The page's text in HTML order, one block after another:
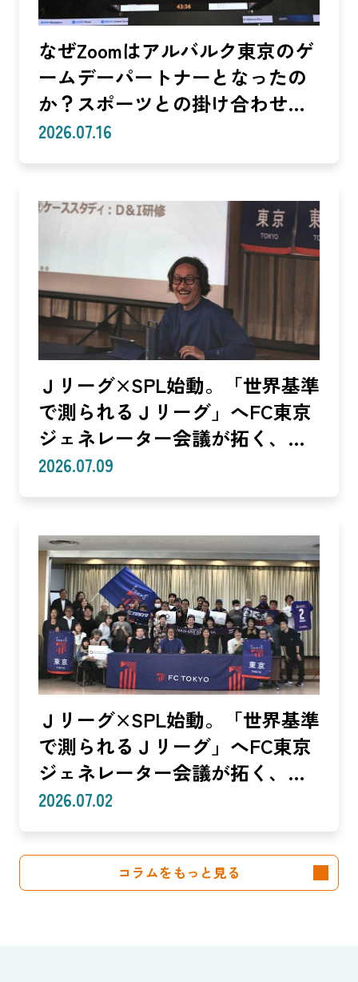
なぜZoomはアルバルク東京のゲ
ームデーパートナーとなったの
か？スポーツとの掛け合わせで
生まれる体験
2026.07.16
Ｊリーグ×SPL始動。「世界基準
で測られるＪリーグ」へFC東京
ジェネレーター会議が拓く、
「社会価値」を投資言語に変え
クラブは「社会実装」のハブへ
—（Splat Inc. 横井良昭）【後
編】
2026.07.09
Ｊリーグ×SPL始動。「世界基準
で測られるＪリーグ」へFC東京
ジェネレーター会議が拓く、
「社会価値」を投資言語に変え
話」を「説明できる成果」に。
クラブは「社会実装」のハブへ
2026.07.02
コラムをもっと見る